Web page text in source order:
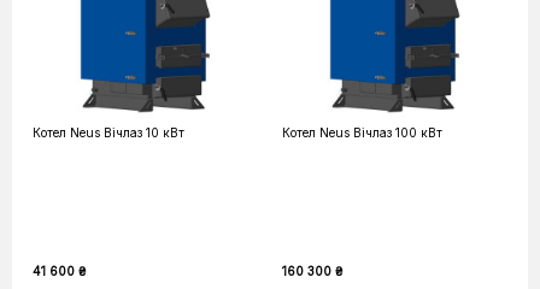
Котел Neus Вічлаз 10 кВт
41 600 ₴
Котел Neus Вічлаз 100 кВт
160 300 ₴